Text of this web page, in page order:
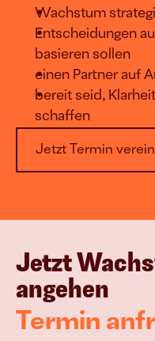
Wachstum
Entscheidungen
basieren sollen
einen Partner auf
bereit seid,
schaffen
Jetzt Termin
Jetzt
angehen
Termin